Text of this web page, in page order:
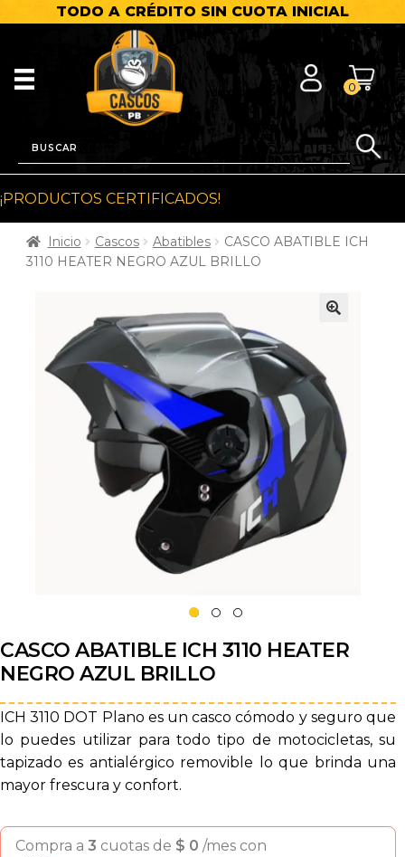
TODO A CRÉDITO SIN CUOTA INICIAL
0
¡PRODUCTOS CERTIFICADOS!
Inicio Cascos Abatibles
CASCO ABATIBLE ICH
3110 HEATER NEGRO AZUL BRILLO
CASCO ABATIBLE ICH 3110 HEATER
NEGRO AZUL BRILLO
ICH 3110 DOT Plano es un casco cómodo y seguro que
lo puedes utilizar para todo tipo de motocicletas, su
tapizado es antialérgico removible lo que brinda una
mayor frescura y confort.
Compra a 3 cuotas de $ 0 /mes con